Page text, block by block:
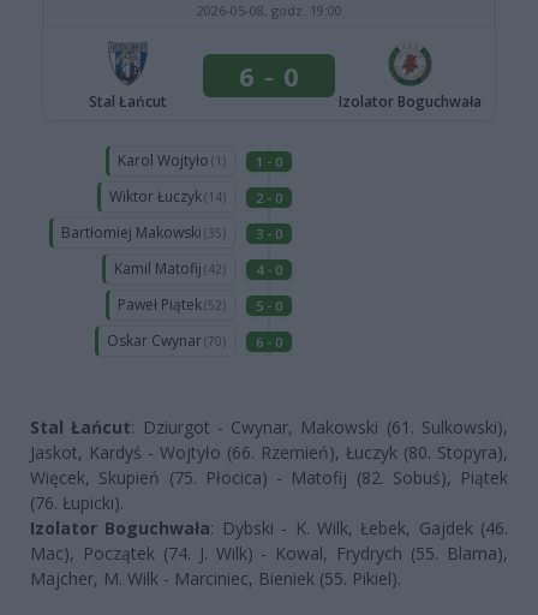
Stal Łańcut: Dziurgot - Cwynar, Makowski (61. Sulkowski),
Jaskot, Kardyś - Wojtyło (66. Rzemień), Łuczyk (80. Stopyra),
Więcek, Skupień (75. Płocica) - Matofij (82. Sobuś), Piątek
(76. Łupicki).
Izolator Boguchwała: Dybski - K. Wilk, Łebek, Gajdek (46.
Mac), Początek (74. J. Wilk) - Kowal, Frydrych (55. Blama),
Majcher, M. Wilk - Marciniec, Bieniek (55. Pikiel).